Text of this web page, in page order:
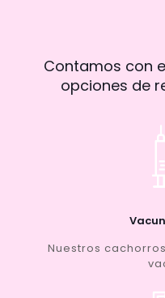
Contamos con
opciones de
Nuestros